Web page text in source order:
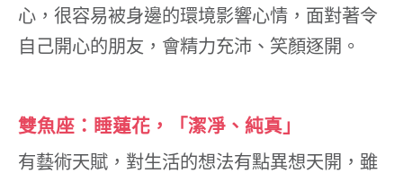
心，很容易被身邊的環境影響心情，面對著令
自己開心的朋友，會精力充沛、笑顏逐開。
雙魚座：睡蓮花，「潔凈、純真」
有藝術天賦，對生活的想法有點異想天開，雖